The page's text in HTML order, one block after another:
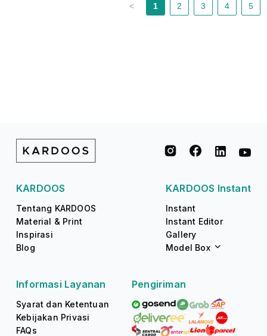
< 1 2 3 4 5
KARDOOS
Tentang KARDOOS
Material & Print
Inspirasi
Blog
KARDOOS Instant
Instant
Instant Editor
Gallery
Model Box
Informasi Layanan
Syarat dan Ketentuan
Kebijakan Privasi
FAQs
Pengiriman